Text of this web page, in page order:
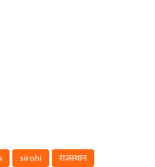
sirohi राजस्थान